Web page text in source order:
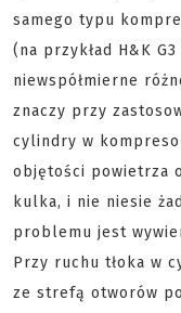
samego typu
(na przykład H&K
niewspółmierne
znaczy przy
cylindry w
objętości powietrza
kulka, i nie niesie
problemu jest
Przy ruchu tłoka w
ze strefą otworów